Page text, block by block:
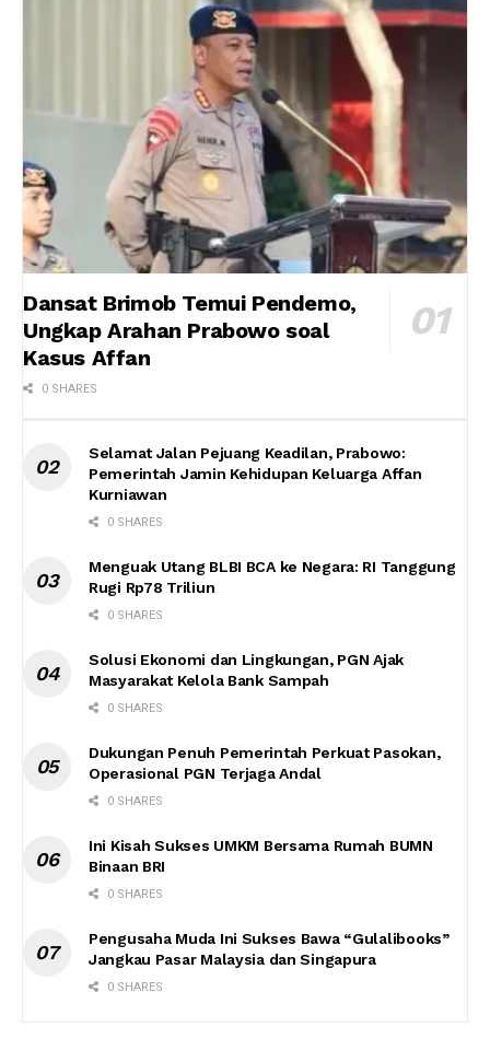
Dansat Brimob Temui Pendemo,
Ungkap Arahan Prabowo soal
Kasus Affan
0 SHARES
Selamat Jalan Pejuang Keadilan, Prabowo:
Pemerintah Jamin Kehidupan Keluarga Affan
Kurniawan
0 SHARES
Menguak Utang BLBI BCA ke Negara: RI Tanggung
Rugi Rp78 Triliun
0 SHARES
Solusi Ekonomi dan Lingkungan, PGN Ajak
Masyarakat Kelola Bank Sampah
0 SHARES
Dukungan Penuh Pemerintah Perkuat Pasokan,
Operasional PGN Terjaga Andal
0 SHARES
Ini Kisah Sukses UMKM Bersama Rumah BUMN
Binaan BRI
0 SHARES
Pengusaha Muda Ini Sukses Bawa “Gulalibooks”
Jangkau Pasar Malaysia dan Singapura
0 SHARES